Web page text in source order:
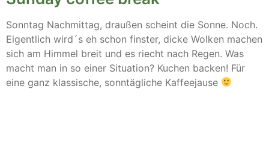
Sonntag Nachmittag, draußen scheint die Sonne. Noch.
Eigentlich wird´s eh schon finster, dicke Wolken machen
sich am Himmel breit und es riecht nach Regen. Was
macht man in so einer Situation? Kuchen backen! Für
eine ganz klassische, sonntägliche Kaffeejause